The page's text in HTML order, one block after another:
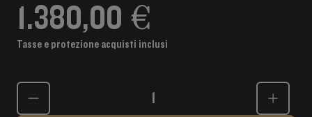
1.380,00 €
Tasse e protezione acquisti inclusi
Quantità